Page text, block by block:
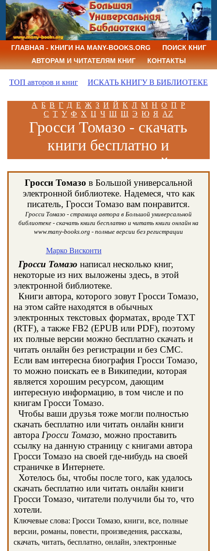
ГЛАВНАЯ - КНИГИ НА MANY-BOOKS.ORG
ПОИСК КНИГ
АВТОРАМ И ЧИТАТЕЛЯМ КНИГ
КОНТАКТЫ
ТОП авторов и книг ИСКАТЬ КНИГУ В БИБЛИОТЕКЕ
А Б В Г Д Е Ж З И Й К Л М Н О П Р
С Т У Ф Х Ц Ч Ш Щ Э Ю Я AZ
Гросси Томазо - скачать
книги бесплатно и
читать книги онлайн
Гросси Томазо в Большой универсальной
электронной библиотеке. Надемеся, что как
писатель, Гросси Томазо вам понравится.
Гросси Томазо - страница автора в Большой универсальной
библиотеке - скачать книги бесплатно и читать книги онлайн на
www.many-books.org - полные версии без регистрации
Марко Висконти
Гросси Томазо написал несколько книг,
некоторые из них выложены здесь, в этой
электронной библиотеке.
Книги автора, которого зовут Гросси Томазо,
на этом сайте находятся в обычных
электронных текстовых форматах, вроде TXT
(RTF), а также FB2 (EPUB или PDF), поэтому
их полные версии можно бесплатно скачать и
читать онлайн без регистрации и без СМС.
Если вам интересна биография Гросси Томазо,
то можно поискать ее в Википедии, которая
является хорошим ресурсом, дающим
интересную информацию, в том числе и по
книгам Гросси Томазо.
Чтобы ваши друзья тоже могли полностью
скачать бесплатно или читать онлайн книги
автора Гросси Томазо, можно проставить
ссылку на данную страницу с книгами автора
Гросси Томазо на своей где-нибудь на своей
страничке в Интернете.
Хотелось бы, чтобы после того, как удалось
скачать бесплатно или читать онлайн книги
Гросси Томазо, читатели получили бы то, что
хотели.
Ключевые слова: Гросси Томазо, книги, все, полные
версии, романы, повести, произведения, рассказы,
скачать, читать, бесплатно, онлайн, электронные